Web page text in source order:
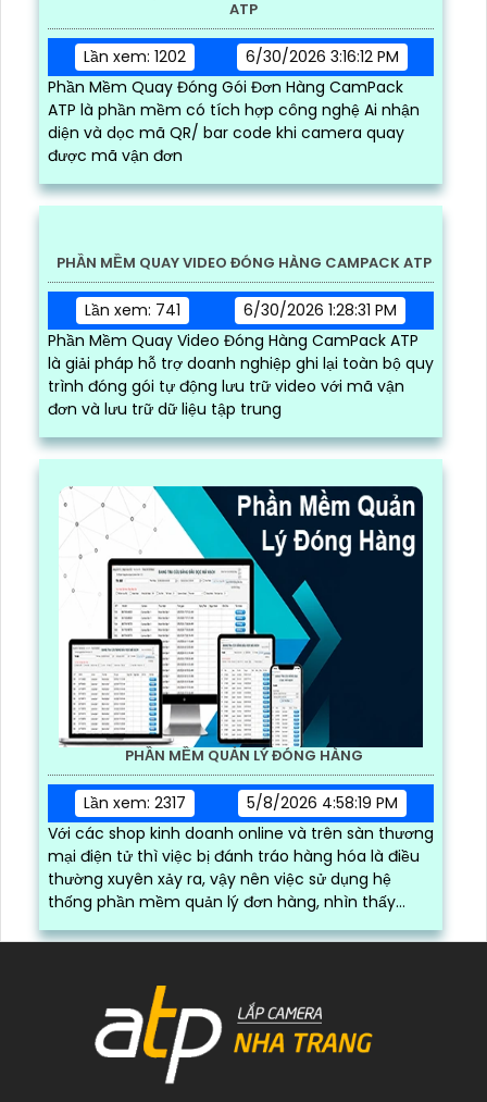
ATP
Lần xem: 1202
6/30/2026 3:16:12 PM
Phần Mềm Quay Đóng Gói Đơn Hàng CamPack
ATP là phần mềm có tích hợp công nghệ Ai nhận
diện và dọc mã QR/ bar code khi camera quay
được mã vận đơn
PHẦN MỀM QUAY VIDEO ĐÓNG HÀNG CAMPACK ATP
Lần xem: 741
6/30/2026 1:28:31 PM
Phần Mềm Quay Video Đóng Hàng CamPack ATP
là giải pháp hỗ trợ doanh nghiệp ghi lại toàn bộ quy
trình đóng gói tự động lưu trữ video với mã vận
đơn và lưu trữ dữ liệu tập trung
PHẦN MỀM QUẢN LÝ ĐÓNG HÀNG
Lần xem: 2317
5/8/2026 4:58:19 PM
Với các shop kinh doanh online và trên sàn thương